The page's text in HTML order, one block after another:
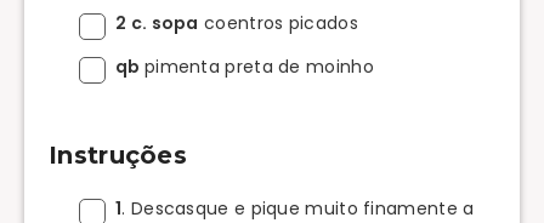
2 c. sopa coentros picados
qb pimenta preta de moinho
Instruções
1. Descasque e pique muito finamente a